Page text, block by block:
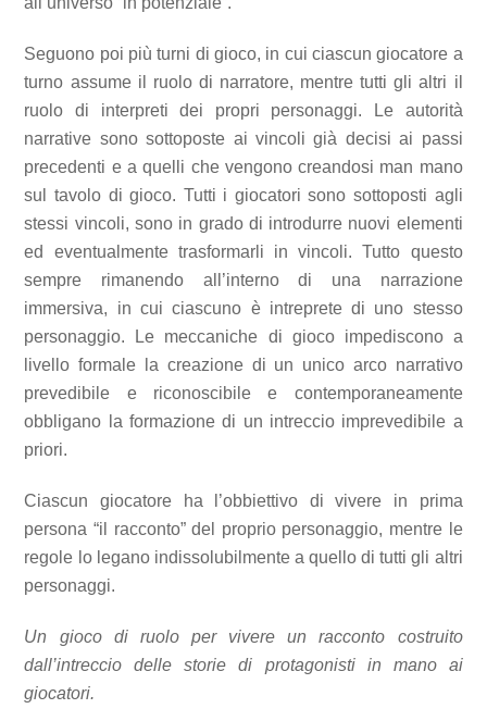
Seguono poi più turni di gioco, in cui ciascun giocatore a
turno assume il ruolo di narratore, mentre tutti gli altri il
ruolo di interpreti dei propri personaggi. Le autorità
narrative sono sottoposte ai vincoli già decisi ai passi
precedenti e a quelli che vengono creandosi man mano
sul tavolo di gioco. Tutti i giocatori sono sottoposti agli
stessi vincoli, sono in grado di introdurre nuovi elementi
ed eventualmente trasformarli in vincoli. Tutto questo
sempre rimanendo all’interno di una narrazione
immersiva, in cui ciascuno è intreprete di uno stesso
personaggio. Le meccaniche di gioco impediscono a
livello formale la creazione di un unico arco narrativo
prevedibile e riconoscibile e contemporaneamente
obbligano la formazione di un intreccio imprevedibile a
priori.
Ciascun giocatore ha l’obbiettivo di vivere in prima
persona “il racconto” del proprio personaggio, mentre le
regole lo legano indissolubilmente a quello di tutti gli altri
personaggi.
Un gioco di ruolo per vivere un racconto costruito
dall’intreccio delle storie di protagonisti in mano ai
giocatori.